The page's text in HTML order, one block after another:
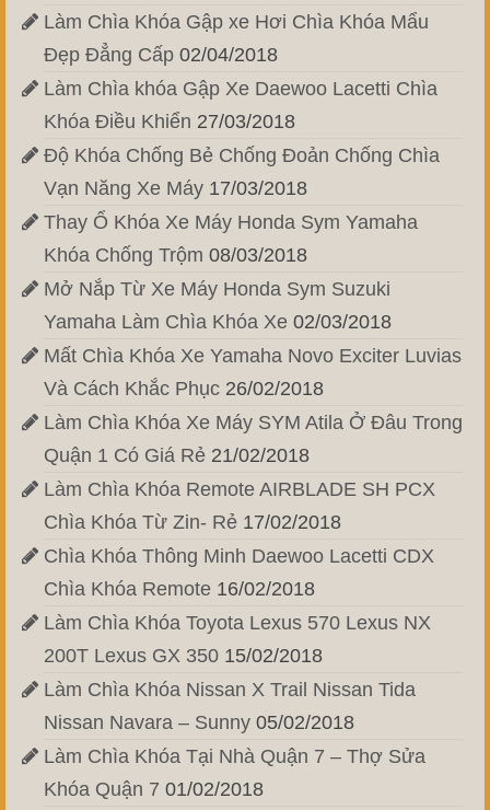
Làm Chìa Khóa Gập xe Hơi Chìa Khóa Mẩu
Đẹp Đẳng Cấp 02/04/2018
Làm Chìa khóa Gập Xe Daewoo Lacetti Chìa
Khóa Điều Khiển 27/03/2018
Độ Khóa Chống Bẻ Chống Đoản Chống Chìa
Vạn Năng Xe Máy 17/03/2018
Thay Ổ Khóa Xe Máy Honda Sym Yamaha
Khóa Chống Trộm 08/03/2018
Mở Nắp Từ Xe Máy Honda Sym Suzuki
Yamaha Làm Chìa Khóa Xe 02/03/2018
Mất Chìa Khóa Xe Yamaha Novo Exciter Luvias
Và Cách Khắc Phục 26/02/2018
Làm Chìa Khóa Xe Máy SYM Atila Ở Đâu Trong
Quận 1 Có Giá Rẻ 21/02/2018
Làm Chìa Khóa Remote AIRBLADE SH PCX
Chìa Khóa Từ Zin- Rẻ 17/02/2018
Chìa Khóa Thông Minh Daewoo Lacetti CDX
Chìa Khóa Remote 16/02/2018
Làm Chìa Khóa Toyota Lexus 570 Lexus NX
200T Lexus GX 350 15/02/2018
Làm Chìa Khóa Nissan X Trail Nissan Tida
Nissan Navara – Sunny 05/02/2018
Làm Chìa Khóa Tại Nhà Quận 7 – Thợ Sửa
Khóa Quận 7 01/02/2018